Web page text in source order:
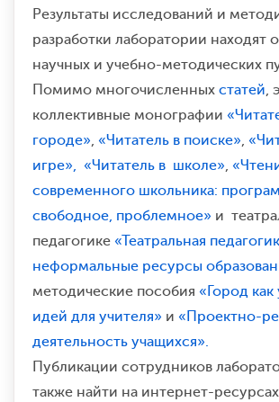
Результаты исследований и
разработки лаборатории находят
научных и учебно-методических
Помимо многочисленных статей,
коллективные монографии
городе», «Читатель в поиске»,
игре», «Читатель в школе»,
современного школьника:
свободное, проблемное» и
педагогике «Театральная
неформальные ресурсы
методические пособия «Город как
идей для учителя» и «Проектно-
деятельность учащихся».
Публикации сотрудников
также найти на интернет-ресурсах